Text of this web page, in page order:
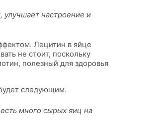
настроение и
Лецитин в яйце
не стоит, поскольку
, полезный для здоровья
следующим.
много сырых яиц на